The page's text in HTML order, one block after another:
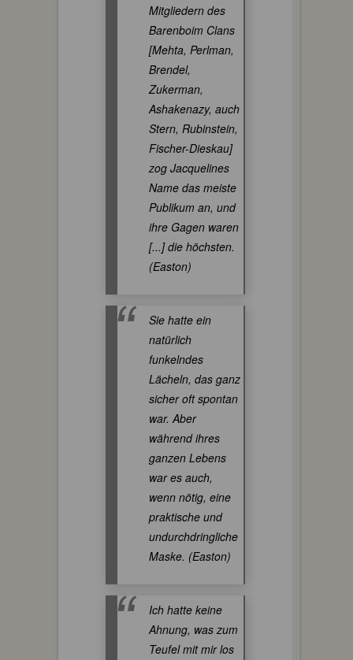
Mitgliedern des
Barenboim Clans
[Mehta, Perlman,
Brendel,
Zukerman,
Ashakenazy, auch
Stern, Rubinstein,
Fischer-Dieskau]
zog Jacquelines
Name das meiste
Publikum an, und
ihre Gagen waren
[...] die höchsten.
(Easton)
Sie hatte ein
natürlich
funkelndes
Lächeln, das ganz
sicher oft spontan
war. Aber
während ihres
ganzen Lebens
war es auch,
wenn nötig, eine
praktische und
undurchdringliche
Maske. (Easton)
Ich hatte keine
Ahnung, was zum
Teufel mit mir los